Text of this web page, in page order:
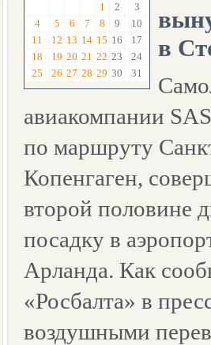
1 2
3
4
5 6 7 8 9
10
11
12 13 14 15 16
17
18
19 20 21 22 23
24
25
26 27 28 29 30 31
в
авиакомпании
по маршруту
Копенгаген,
второй половине
посадку в
Арланда. Как
«Росбалта» в
воздушными